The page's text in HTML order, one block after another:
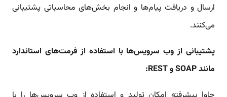
ارسال و دریافت پیام‌ها و انجام بخش‌های محاسباتی پشتیبانی
می‌کنند.
پشتیبانی از وب سرویس‌ها با استفاده از فرمت‌های استاندارد
مانند SOAP و REST: